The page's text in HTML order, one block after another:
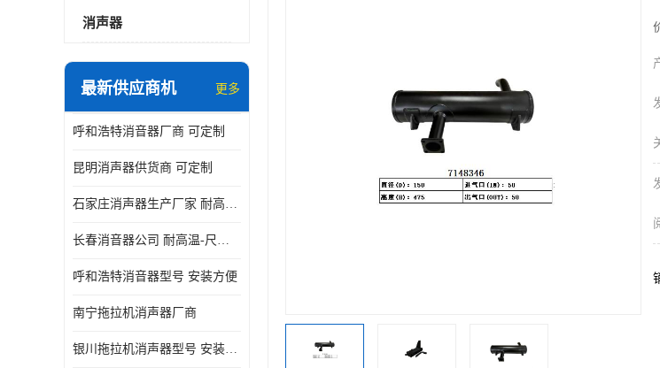
消声器
最新供应商机 更多
呼和浩特消音器厂商 可定制
昆明消声器供货商 可定制
石家庄消声器生产厂家 耐高温-尺寸可定制
长春消音器公司 耐高温-尺寸可定制
呼和浩特消音器型号 安装方便
南宁拖拉机消声器厂商
银川拖拉机消声器型号 安装方便